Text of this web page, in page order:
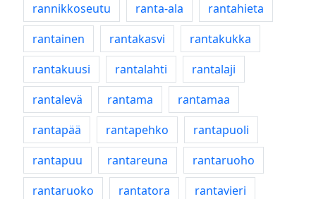
rannikkoseutu
ranta-ala
rantahieta
rantainen
rantakasvi
rantakukka
rantakuusi
rantalahti
rantalaji
rantalevä
rantama
rantamaa
rantapää
rantapehko
rantapuoli
rantapuu
rantareuna
rantaruoho
rantaruoko
rantatora
rantavieri